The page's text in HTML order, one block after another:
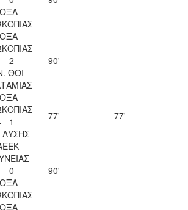
- 2
ΘΟΙ
90'
- 1
ΛΥΣΗΣ
77' 77'
- 0
90'